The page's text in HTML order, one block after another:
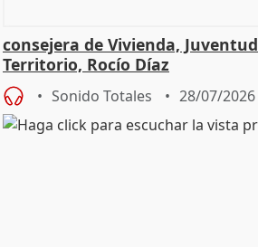
consejera de Vivienda,
Territorio, Rocío Díaz
Sonido Totales 28/07/2026